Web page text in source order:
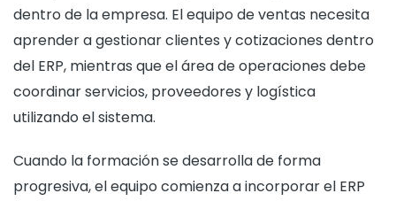
dentro de la empresa. El equipo de ventas necesita
aprender a gestionar clientes y cotizaciones dentro
del ERP, mientras que el área de operaciones debe
coordinar servicios, proveedores y logística
utilizando el sistema.
Cuando la formación se desarrolla de forma
progresiva, el equipo comienza a incorporar el ERP